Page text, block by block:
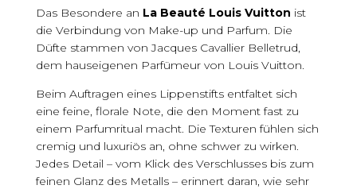
Das Besondere an La Beauté Louis Vuitton ist
die Verbindung von Make-up und Parfum. Die
Düfte stammen von Jacques Cavallier Belletrud,
dem hauseigenen Parfümeur von Louis Vuitton.
Beim Auftragen eines Lippenstifts entfaltet sich
eine feine, florale Note, die den Moment fast zu
einem Parfumritual macht. Die Texturen fühlen sich
cremig und luxuriös an, ohne schwer zu wirken.
Jedes Detail – vom Klick des Verschlusses bis zum
feinen Glanz des Metalls – erinnert daran, wie sehr